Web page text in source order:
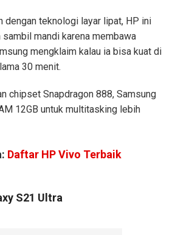
dengan teknologi layar lipat, HP ini
sambil mandi karena membawa
mengklaim kalau ia bisa kuat di
30 menit.
chipset Snapdragon 888, Samsung
12GB untuk multitasking lebih
Daftar HP Vivo Terbaik
S21 Ultra